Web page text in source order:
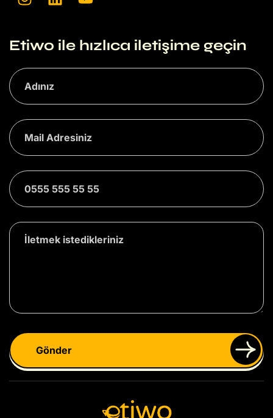
Etiwo ile hızlıca iletişime geçin